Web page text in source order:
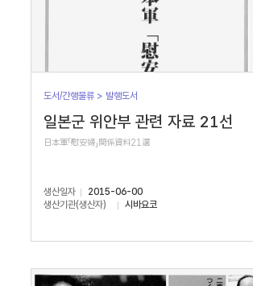
도서/간행물류 > 발행도서
일본군 위안부 관련 자료 21선
日本軍「慰安婦」関係資料21選
생산일자
2015-06-00
생산기관(생산자)
시바요코